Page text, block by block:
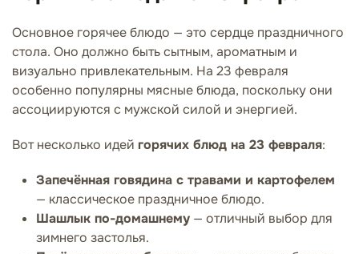
Основное горячее блюдо — это сердце праздничного
стола. Оно должно быть сытным, ароматным и
визуально привлекательным. На 23 февраля
особенно популярны мясные блюда, поскольку они
ассоциируются с мужской силой и энергией.
Вот несколько идей горячих блюд на 23 февраля:
Запечённая говядина с травами и картофелем
— классическое праздничное блюдо.
Шашлык по-домашнему — отличный выбор для
зимнего застолья.